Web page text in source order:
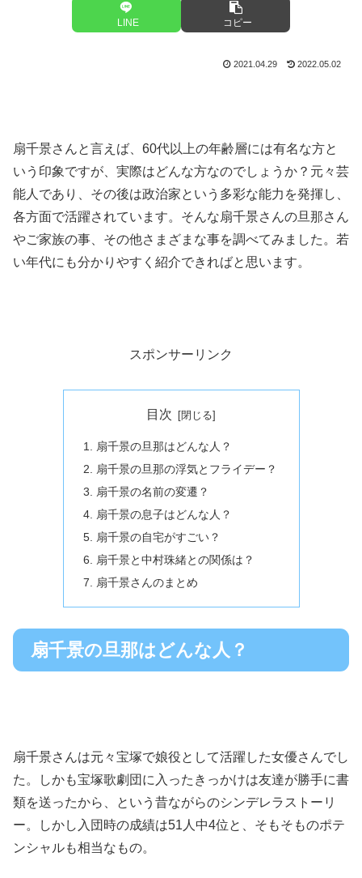
LINE コピー
2021.04.29 2022.05.02
扇千景さんと言えば、60代以上の年齢層には有名な方と
いう印象ですが、実際はどんな方なのでしょうか？元々芸
能人であり、その後は政治家という多彩な能力を発揮し、
各方面で活躍されています。そんな扇千景さんの旦那さん
やご家族の事、その他さまざまな事を調べてみました。若
い年代にも分かりやすく紹介できればと思います。
スポンサーリンク
目次
扇千景の旦那はどんな人？
扇千景の旦那の浮気とフライデー？
扇千景の名前の変遷？
扇千景の息子はどんな人？
扇千景の自宅がすごい？
扇千景と中村珠緒との関係は？
扇千景さんのまとめ
扇千景の旦那はどんな人？
扇千景さんは元々宝塚で娘役として活躍した女優さんでし
た。しかも宝塚歌劇団に入ったきっかけは友達が勝手に書
類を送ったから、という昔ながらのシンデレラストーリ
ー。しかし入団時の成績は51人中4位と、そもそものポテ
ンシャルも相当なもの。